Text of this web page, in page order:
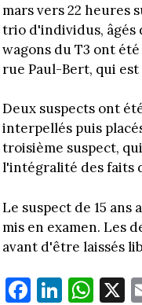
mars vers 22 heures
trio d'individus, âgés
wagons du T3 ont
rue Paul-Bert, qui
Deux suspects ont
interpellés puis
troisième suspect,
l'intégralité des faits
Le suspect de 15
mis en examen. Les
avant d'être laissés
Fa Li W X